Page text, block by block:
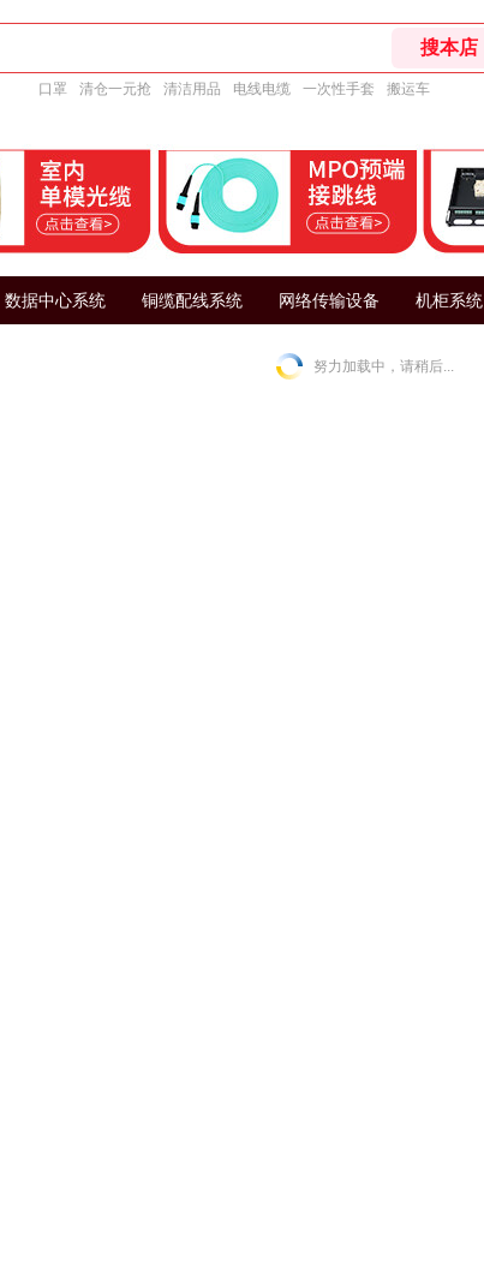
口罩 清仓一元抢 清洁用品 电线电缆 一次性手套 搬运车
数据中心系统 铜缆配线系统 网络传输设备 机柜系统
努力加载中，请稍后...